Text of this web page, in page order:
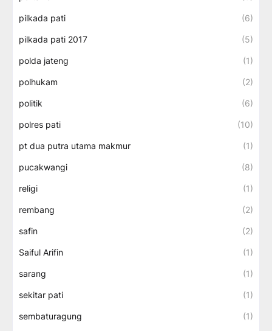
pilkada pati (6)
pilkada pati 2017 (5)
polda jateng (1)
polhukam (2)
politik (6)
polres pati (10)
pt dua putra utama makmur (1)
pucakwangi (8)
religi (1)
rembang (2)
safin (2)
Saiful Arifin (1)
sarang (1)
sekitar pati (1)
sembaturagung (1)